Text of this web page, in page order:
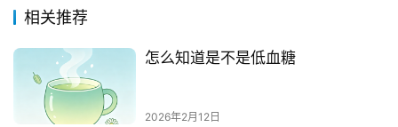
相关推荐
怎么知道是不是低血糖
2026年2月12日